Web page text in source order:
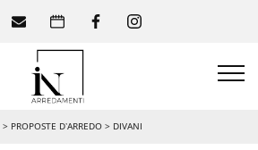
> PROPOSTE D’ARREDO > DIVANI